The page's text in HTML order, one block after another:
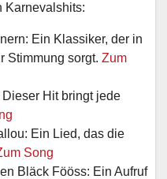
Karnevalshits:
Ein Klassiker, der in
Stimmung sorgt. Zum
Hit bringt jede
Ein Lied, das die
Song
Bläck Fööss: Ein Aufruf